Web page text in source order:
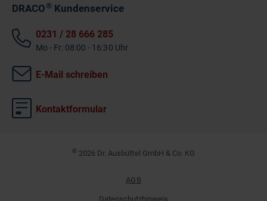
DRACO®Kundenservice
0231 / 28 666 285
Mo - Fr: 08:00 - 16:30 Uhr
E-Mail schreiben
Kontaktformular
© 2026 Dr. Ausbüttel GmbH & Co. KG
AGB
Datenschutzhinweis